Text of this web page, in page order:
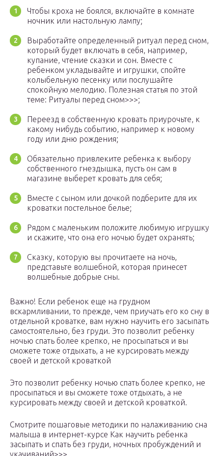
Чтобы кроха не боялся, включайте в комнате
ночник или настольную лампу;
Выработайте определенный ритуал перед сном,
который будет включать в себя, например,
купание, чтение сказки и сон. Вместе с
ребенком укладывайте и игрушки, спойте
колыбельную песенку или послушайте
спокойную мелодию. Полезная статья по этой
теме: Ритуалы перед сном>>>;
Переезд в собственную кровать приурочьте, к
какому нибудь событию, например к новому
году или дню рождения;
Обязательно привлеките ребенка к выбору
собственного гнездышка, пусть он сам в
магазине выберет кровать для себя;
Вместе с сыном или дочкой подберите для их
кроватки постельное белье;
Рядом с маленьким положите любимую игрушку
и скажите, что она его ночью будет охранять;
Сказку, которую вы прочитаете на ночь,
представьте волшебной, которая принесет
волшебные добрые сны.
Важно! Если ребенок еще на грудном
вскармливании, то прежде, чем приучать его ко сну в
отдельной кроватке, вам нужно научить его засыпать
самостоятельно, без груди. Это позволит ребенку
ночью спать более крепко, не просыпаться и вы
сможете тоже отдыхать, а не курсировать между
своей и детской кроваткой
Это позволит ребенку ночью спать более крепко, не
просыпаться и вы сможете тоже отдыхать, а не
курсировать между своей и детской кроваткой.
Смотрите пошаговые методики по налаживанию сна
малыша в интернет-курсе Как научить ребенка
засыпать и спать без груди, ночных пробуждений и
укачиваний>>>